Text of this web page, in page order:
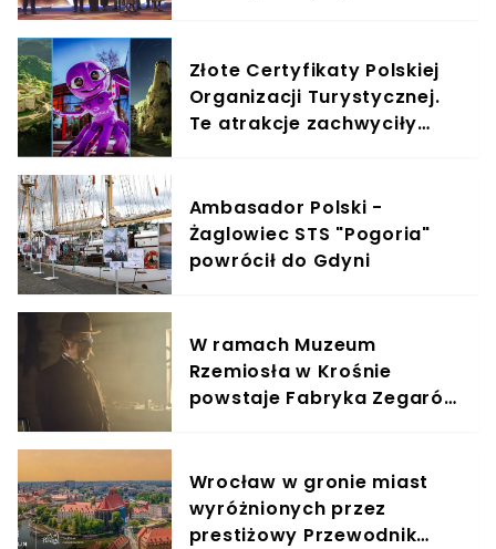
Złote Certyfikaty Polskiej
Organizacji Turystycznej.
Te atrakcje zachwyciły
Ambasador Polski -
Żaglowiec STS "Pogoria"
powrócił do Gdyni
W ramach Muzeum
Rzemiosła w Krośnie
powstaje Fabryka Zegarów
Wrocław w gronie miast
wyróżnionych przez
prestiżowy Przewodnik